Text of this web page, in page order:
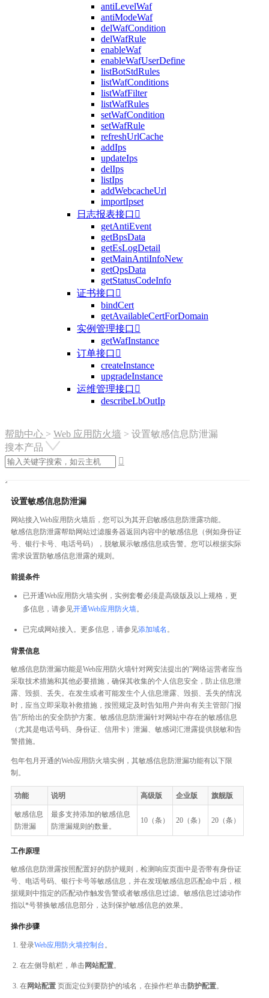
antiLevelWaf
antiModeWaf
delWafCondition
delWafRule
enableWaf
enableWafUserDefine
listBotStdRules
listWafConditions
listWafFilter
listWafRules
setWafCondition
setWafRule
refreshUrlCache
addIps
updateIps
delIps
listIps
addWebcacheUrl
importIpset
日志报表接口 
getAntiEvent
getBpsData
getEsLogDetail
getMainAntiInfoNew
getQpsData
getStatusCodeInfo
证书接口 
bindCert
getAvailableCertForDomain
实例管理接口 
getWafInstance
订单接口 
createInstance
upgradeInstance
运维管理接口 
describeLbOutIp
帮助中心 > Web 应用防火墙 > 设置敏感信息防泄漏
搜本产品

设置敏感信息防泄漏
网站接入Web应用防火墙后，您可以为其开启敏感信息防泄露功能。
敏感信息防泄露帮助网站过滤服务器返回内容中的敏感信息（例如身份证
号、银行卡号、电话号码），脱敏展示敏感信息或告警。您可以根据实际
需求设置防敏感信息泄露的规则。
前提条件
已开通Web应用防火墙实例，实例套餐必须是高级版及以上规格，更
多信息，请参见开通Web应用防火墙。
已完成网站接入。更多信息，请参见添加域名 。
背景信息
敏感信息防泄漏功能是Web应用防火墙针对网安法提出的"网络运营者应当
采取技术措施和其他必要措施，确保其收集的个人信息安全，防止信息泄
露、毁损、丢失。在发生或者可能发生个人信息泄露、毁损、丢失的情况
时，应当立即采取补救措施，按照规定及时告知用户并向有关主管部门报
告"所给出的安全防护方案。敏感信息防泄漏针对网站中存在的敏感信息
（尤其是电话号码、身份证、信用卡）泄漏、敏感词汇泄露提供脱敏和告
警措施。
包年包月开通的Web应用防火墙实例，其敏感信息防泄漏功能有以下限
制。
功能 说明 高级版 企业版 旗舰版
敏感信息
防泄漏
最多支持添加的敏感信息
防泄漏规则的数量。
10（条） 20（条） 20（条）
工作原理
敏感信息防泄露按照配置好的防护规则，检测响应页面中是否带有身份证
号、电话号码、银行卡号等敏感信息，并在发现敏感信息匹配命中后，根
据规则中指定的匹配动作触发告警或者敏感信息过滤。敏感信息过滤动作
指以*号替换敏感信息部分，达到保护敏感信息的效果。
操作步骤
登录Web应用防火墙控制台 。
在左侧导航栏，单击网站配置。
在网站配置 页面定位到要防护的域名，在操作栏单击防护配置。